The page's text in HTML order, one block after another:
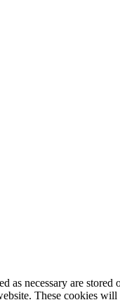
necessary are stored
These cookies